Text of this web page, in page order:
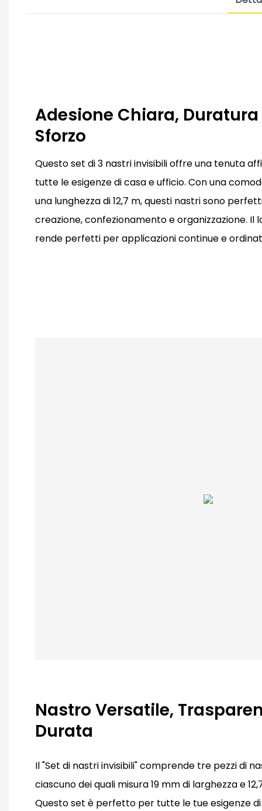
Adesione Chiara, Duratura
Sforzo
Questo set di 3 nastri invisibili offre una tenuta
tutte le esigenze di casa e ufficio. Con una
una lunghezza di 12,7 m, questi nastri sono
creazione, confezionamento e organizzazione. Il
rende perfetti per applicazioni continue e
Nastro Versatile,
Durata
Il "Set di nastri invisibili" comprende tre pezzi di
ciascuno dei quali misura 19 mm di larghezza e
Questo set è perfetto per tutte le tue esigenze di